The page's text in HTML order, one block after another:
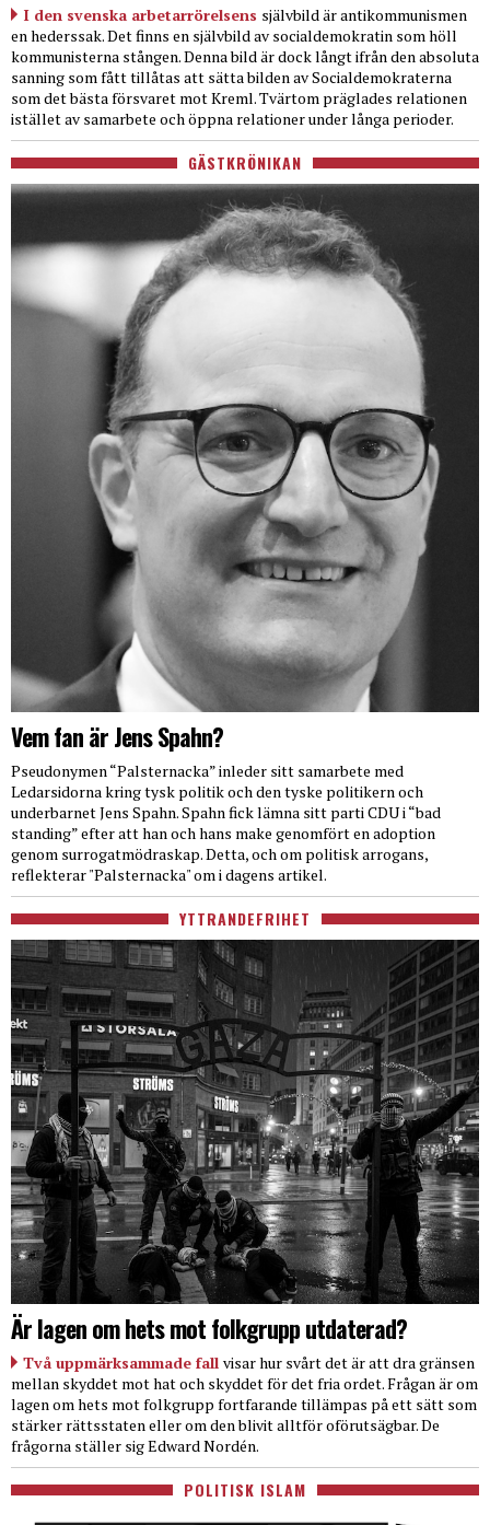
I den svenska arbetarrörelsens självbild är antikommunismen
en hederssak. Det finns en självbild av socialdemokratin som höll
kommunisterna stången. Denna bild är dock långt ifrån den absoluta
sanning som fått tillåtas att sätta bilden av Socialdemokraterna
som det bästa försvaret mot Kreml. Tvärtom präglades relationen
istället av samarbete och öppna relationer under långa perioder.
GÄSTKRÖNIKAN
Vem fan är Jens Spahn?
Pseudonymen “Palsternacka” inleder sitt samarbete med
Ledarsidorna kring tysk politik och den tyske politikern och
underbarnet Jens Spahn. Spahn fick lämna sitt parti CDU i “bad
standing” efter att han och hans make genomfört en adoption
genom surrogatmödraskap. Detta, och om politisk arrogans,
reflekterar "Palsternacka" om i dagens artikel.
YTTRANDEFRIHET
Är lagen om hets mot folkgrupp utdaterad?
Två uppmärksammade fall visar hur svårt det är att dra gränsen
mellan skyddet mot hat och skyddet för det fria ordet. Frågan är om
lagen om hets mot folkgrupp fortfarande tillämpas på ett sätt som
stärker rättsstaten eller om den blivit alltför oförutsägbar. De
frågorna ställer sig Edward Nordén.
POLITISK ISLAM